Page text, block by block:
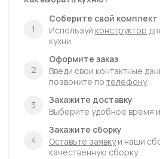
1
Соберите свой комплект
Используй конструктор
кухни
2
Оформите заказ
Введи свои контактные
позвоните по телефону
3
Закажите доставку
Выберите удобное время и
4
Закажите сборку
Оставьте заявкуи наши
качественную сборку